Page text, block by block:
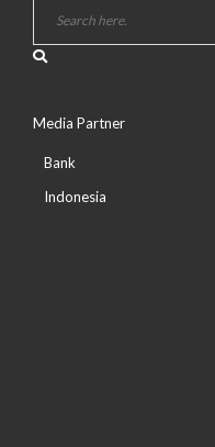
Media Partner
Bank
Indonesia